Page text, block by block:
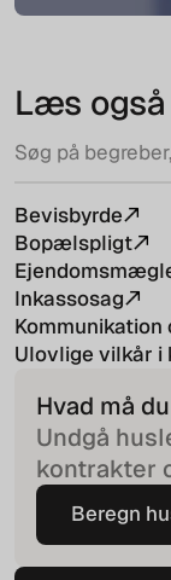
Læs også
Bevisbyrde
Bopælspligt
Inkassosag
Ulovlige vilkår i
Hvad må
Undgå
kontrakter
Beregn
Beregn